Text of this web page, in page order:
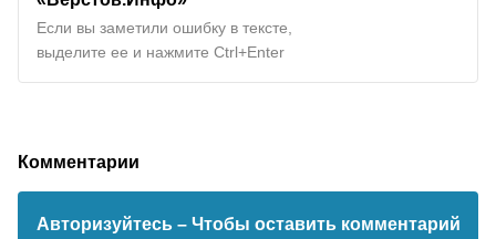
Если вы заметили ошибку в тексте,
выделите ее и нажмите Ctrl+Enter
Комментарии
Авторизуйтесь – Чтобы оставить комментарий